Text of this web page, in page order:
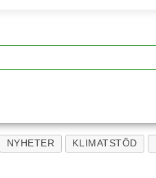
NYHETER KLIMATSTÖD